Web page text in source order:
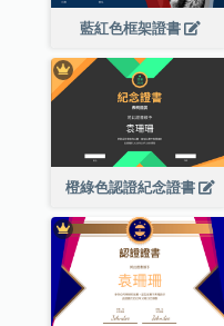
藍紅色框架證書
橙綠色認證紀念證書